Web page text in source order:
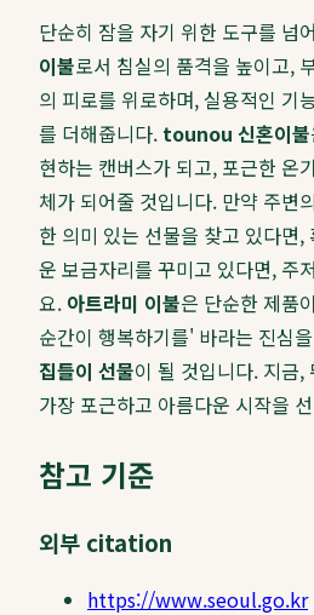
단순히 잠을 자기 위한 도구를 넘
이불로서 침실의 품격을 높이고,
의 피로를 위로하며, 실용적인 기
를 더해줍니다. tounou 신혼이불
현하는 캔버스가 되고, 포근한 온
체가 되어줄 것입니다. 만약 주변
한 의미 있는 선물을 찾고 있다면,
운 보금자리를 꾸미고 있다면, 주
요. 아트라미 이불은 단순한 제품
순간이 행복하기를' 바라는 진심
집들이 선물이 될 것입니다. 지금,
가장 포근하고 아름다운 시작을
참고 기준
외부 citation
https://www.seoul.go.kr